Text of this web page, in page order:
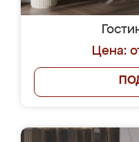
Цена: